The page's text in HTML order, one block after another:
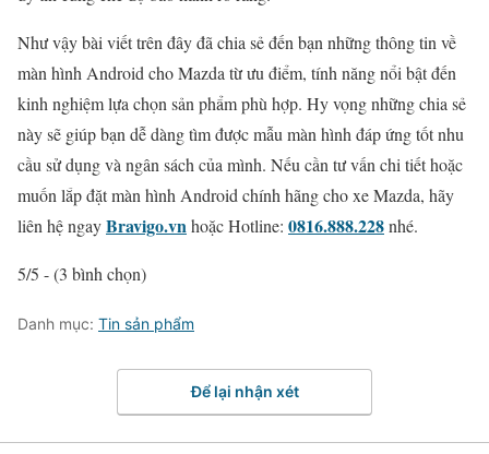
Như vậy bài viết trên đây đã chia sẻ đến bạn những thông tin về
màn hình Android cho Mazda từ ưu điểm, tính năng nổi bật đến
kinh nghiệm lựa chọn sản phẩm phù hợp. Hy vọng những chia sẻ
này sẽ giúp bạn dễ dàng tìm được mẫu màn hình đáp ứng tốt nhu
cầu sử dụng và ngân sách của mình. Nếu cần tư vấn chi tiết hoặc
muốn lắp đặt màn hình Android chính hãng cho xe Mazda, hãy
liên hệ ngayBravigo.vnhoặc Hotline: 0816.888.228nhé.
5/5 - (3 bình chọn)
Danh mục: Tin sản phẩm
Để lại nhận xét